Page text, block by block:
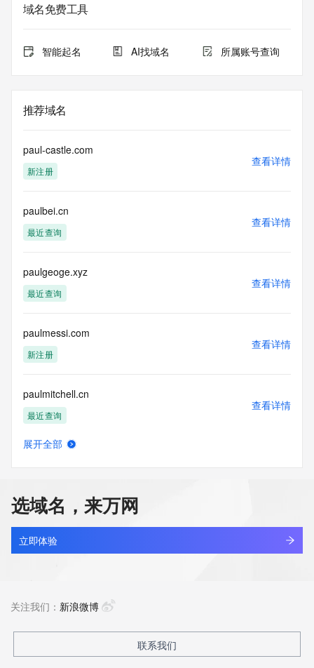
域名免费工具
智能起名 AI找域名 所属账号查询
推荐域名
paul-castle.com
新注册
查看详情
paulbei.cn
最近查询
查看详情
paulgeoge.xyz
最近查询
查看详情
paulmessi.com
新注册
查看详情
paulmitchell.cn
最近查询
查看详情
paus1232.com
新注册
查看详情
新注册
展开全部
选域名，来万网
立即体验
关注我们： 新浪微博
联系我们